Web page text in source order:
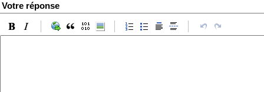
Votre réponse